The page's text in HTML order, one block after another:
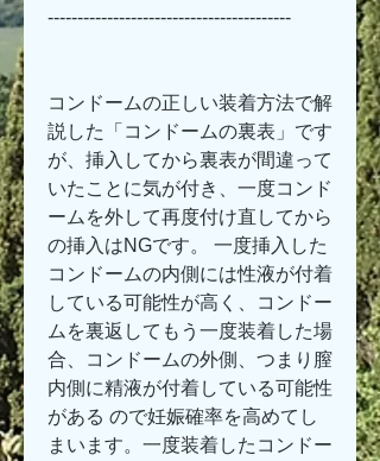
-----------------------------------------
コンドームの正しい装着方法で解
説した「コンドームの裏表」です
が、挿入してから裏表が間違って
いたことに気が付き、一度コンド
ームを外して再度付け直してから
の挿入はNGです。 一度挿入した
コンドームの内側には性液が付着
している可能性が高く、コンドー
ムを裏返してもう一度装着した場
合、コンドームの外側、つまり膣
内側に精液が付着している可能性
がある ので妊娠確率を高めてし
まいます。一度装着したコンドー